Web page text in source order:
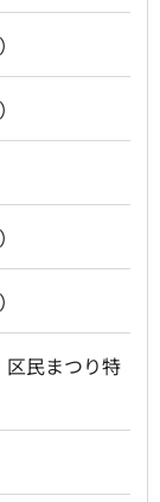
民まつり特